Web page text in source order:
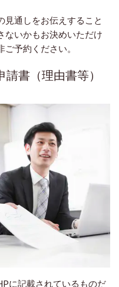
見通しをお伝えすること
ないかもお決めいただけ
予約ください。
書（理由書等）
に記載されているものだ